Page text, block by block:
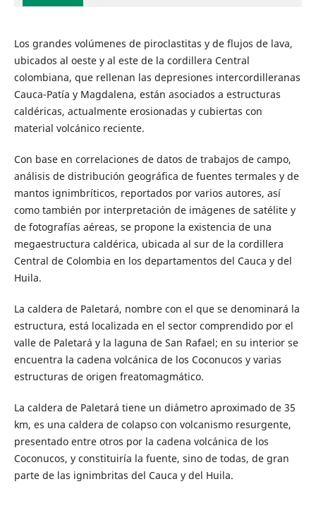
Los grandes volúmenes de piroclastitas y de flujos de lava,
ubicados al oeste y al este de la cordillera Central
colombiana, que rellenan las depresiones intercordilleranas
Cauca-Patía y Magdalena, están asociados a estructuras
caldéricas, actualmente erosionadas y cubiertas con
material volcánico reciente.
Con base en correlaciones de datos de trabajos de campo,
análisis de distribución geográfica de fuentes termales y de
mantos ignimbríticos, reportados por varios autores, así
como también por interpretación de imágenes de satélite y
de fotografías aéreas, se propone la existencia de una
megaestructura caldérica, ubicada al sur de la cordillera
Central de Colombia en los departamentos del Cauca y del
Huila.
La caldera de Paletará, nombre con el que se denominará la
estructura, está localizada en el sector comprendido por el
valle de Paletará y la laguna de San Rafael; en su interior se
encuentra la cadena volcánica de los Coconucos y varias
estructuras de origen freatomagmático.
La caldera de Paletará tiene un diámetro aproximado de 35
km, es una caldera de colapso con volcanismo resurgente,
presentado entre otros por la cadena volcánica de los
Coconucos, y constituiría la fuente, sino de todas, de gran
parte de las ignimbritas del Cauca y del Huila.